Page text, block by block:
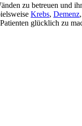
zu betreuen und
Krebs, Demenz,
glücklich zu